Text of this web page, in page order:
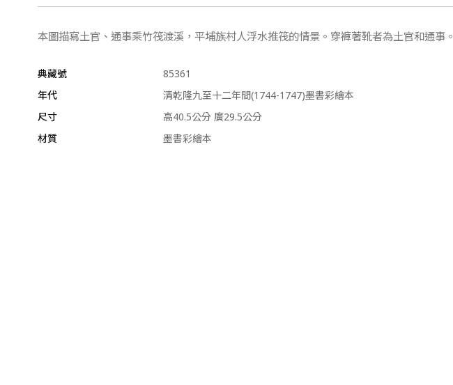
本圖描寫土官、通事乘竹筏渡溪，平埔族村人浮水推筏的情景。穿褲著靴者為土官和通事。
典藏號
85361
年代
清乾隆九至十二年間(1744-1747)墨書彩繪本
尺寸
高40.5公分 廣29.5公分
材質
墨書彩繪本